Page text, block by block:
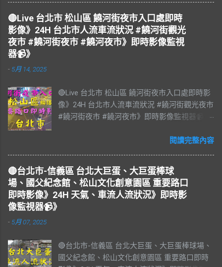
源：台北市政府交通局 交通部公路局
🔴Live 台北市 松山區 饒河街夜市入口處即時
影像》24H 台北市人流車流狀況 #饒河街觀光
夜市 #饒河街夜市 #饒河夜市》即時影像監視
器📹》
- 5月 14, 2025
🔴Live 台北市 松山區 饒河街夜市入口處即時影
像》24H 台北市人流車流狀況 #饒河街觀光夜市
#饒河街夜市 #饒河夜市》即時影像監視器📹》
直播 #即時路況 #即時影像監視器 #饒河夜市即
市 #臺北市 #台北市 #松山車站 #觀光夜市 #松
山區 #松山慈祐宮 #台灣夜市 #夜市 #台北市即
時影像 #JAZZ #JAZZY #爵士樂 #Blues #藍調
#R&B & #Soul #節奏藍調 #靈魂樂 #music #音
台灣臺北市松山區饒河街，為臺北市的一個觀
光夜市，也是臺灣繼華西街觀光夜市後第二座
閱讀完整內容
🔴台北市-信義區 台北大巨蛋、大巨蛋棒球
場、國父紀念館、松山文化創意園區 重要路口
即時影像》24H 天氣、車流人流狀況》即時影
像監視器📹》
- 5月 07, 2025
🔴台北市-信義區 台北大巨蛋、大巨蛋棒球場、
國父紀念館、松山文化創意園區 重要路口即時